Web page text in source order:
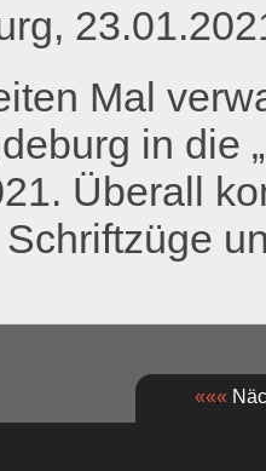
Mal
in die
Überall
«««